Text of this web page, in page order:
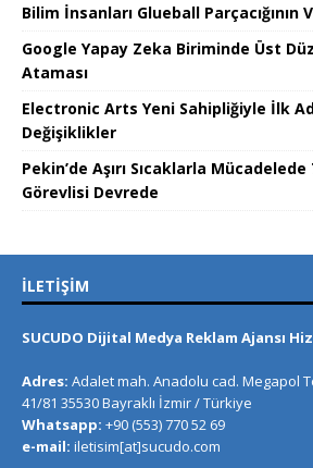
Bilim İnsanları Glueball Parçacığının
Google Yapay Zeka Biriminde Üst
Ataması
Electronic Arts Yeni Sahipliğiyle İlk
Değişiklikler
Pekin’de Aşırı Sıcaklarla
Görevlisi Devrede
İLETIŞIM
SUCUDO Dijital Medya Reklam Ajansı
Adres: Adalet mah. Anadolu cad. Megapol
41/81 35530 Bayraklı İzmir / Türkiye
Whatsapp: +90 (553) 770 52 69
e-mail: iletisim[at]sucudo.com